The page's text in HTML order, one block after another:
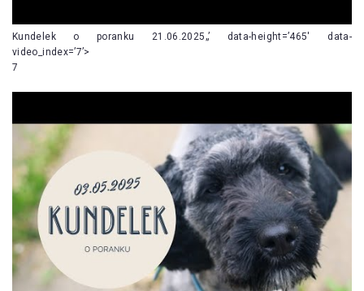
Kundelek o poranku 21.06.2025„’ data-height=’465′ data-
video_index=’7’>
7